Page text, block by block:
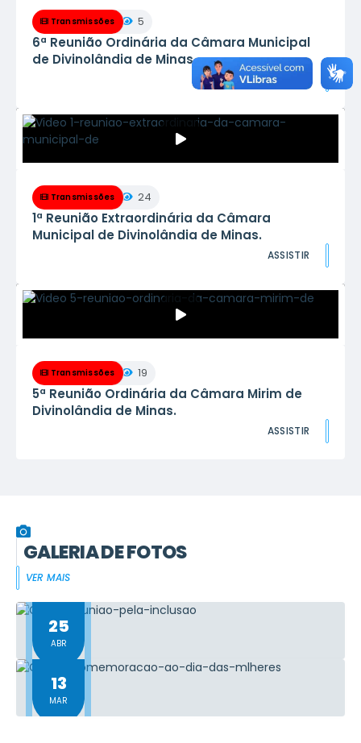
Transmissões
6ª Reunião Ordinária da Câmara Municipal
de Divinolândia de Minas.
5
ASSISTIR
Transmissões
1ª Reunião Extraordinária da Câmara
Municipal de Divinolândia de Minas.
24
ASSISTIR
Transmissões
5ª Reunião Ordinária da Câmara Mirim de
Divinolândia de Minas.
19
ASSISTIR
GALERIA DE FOTOS
VER MAIS
25
ABR
13
MAR